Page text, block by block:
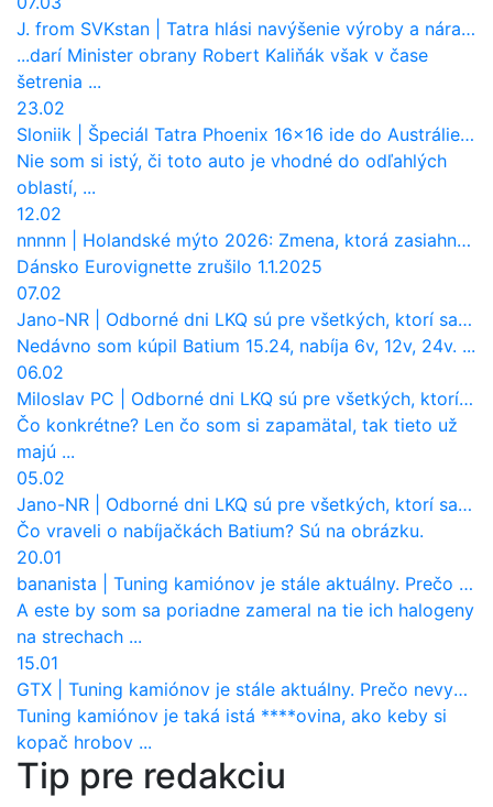
J. from SVKstan
Tatra hlási navýšenie výroby a nárast tržieb. Ktorí odberatelia sú kľúčoví?
...darí Minister obrany Robert Kaliňák však v čase
šetrenia ...
23.02
Sloniik
Špeciál Tatra Phoenix 16×16 ide do Austrálie. Na čo bude slúžiť?
Nie som si istý, či toto auto je vhodné do odľahlých
oblastí, ...
12.02
nnnnn
Holandské mýto 2026: Zmena, ktorá zasiahne slovenských dopravcov
Dánsko Eurovignette zrušilo 1.1.2025
07.02
Jano-NR
Odborné dni LKQ sú pre všetkých, ktorí sa chcú dozvedieť niečo viac
Nedávno som kúpil Batium 15.24, nabíja 6v, 12v, 24v. ...
06.02
Miloslav PC
Odborné dni LKQ sú pre všetkých, ktorí sa chcú dozvedieť niečo viac
Čo konkrétne? Len čo som si zapamätal, tak tieto už
majú ...
05.02
Jano-NR
Odborné dni LKQ sú pre všetkých, ktorí sa chcú dozvedieť niečo viac
Čo vraveli o nabíjačkách Batium? Sú na obrázku.
20.01
bananista
Tuning kamiónov je stále aktuálny. Prečo nevyhynul ako pri osobákoch?
A este by som sa poriadne zameral na tie ich halogeny
na strechach ...
15.01
GTX
Tuning kamiónov je stále aktuálny. Prečo nevyhynul ako pri osobákoch?
Tuning kamiónov je taká istá ****ovina, ako keby si
kopač hrobov ...
Tip pre redakciu